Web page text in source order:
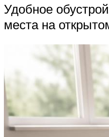
Удобное
места на